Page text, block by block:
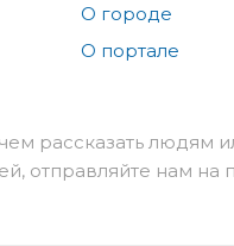
О городе
О портале
рассказать людям
отправляйте нам на